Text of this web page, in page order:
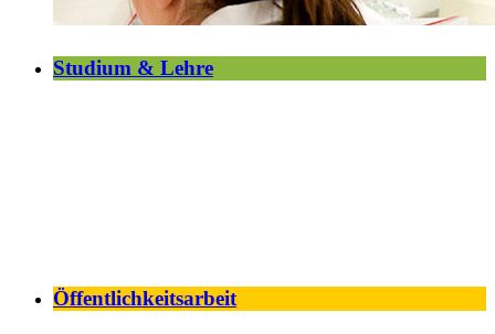
Studium & Lehre
Öffentlichkeitsarbeit